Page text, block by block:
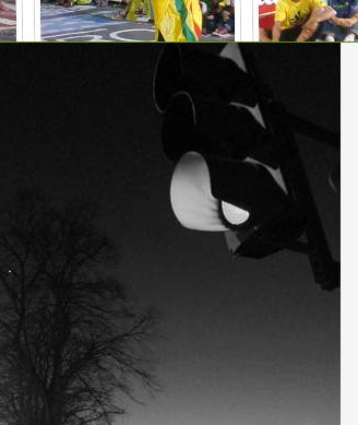
2015
2010
2006